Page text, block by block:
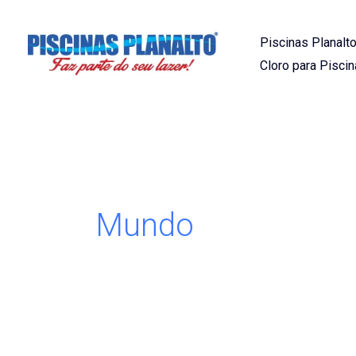
Piscinas
Cloro para
Mundo